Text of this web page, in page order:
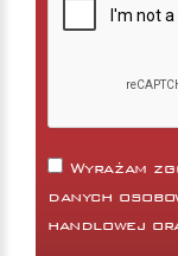
Wyrażam
danych
handlowej